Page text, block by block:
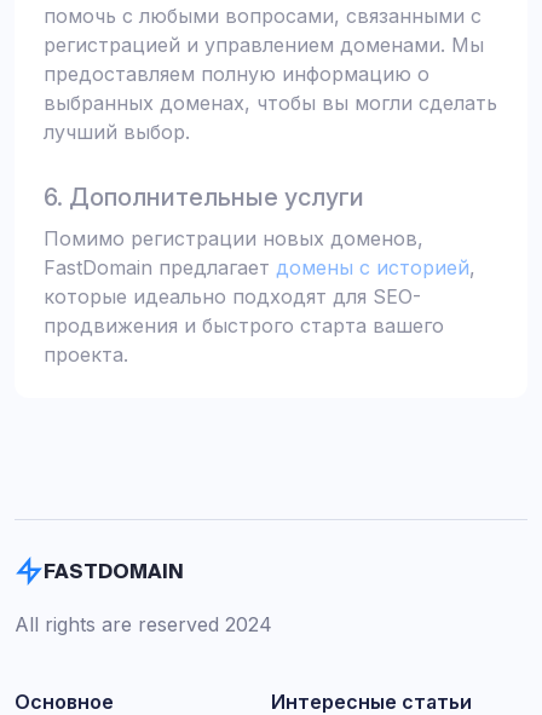
помочь с любыми вопросами, связанными с
регистрацией и управлением доменами. Мы
предоставляем полную информацию о
выбранных доменах, чтобы вы могли сделать
лучший выбор.
6. Дополнительные услуги
Помимо регистрации новых доменов,
FastDomain предлагает домены с историей,
которые идеально подходят для SEO-
продвижения и быстрого старта вашего
проекта.
FASTDOMAIN
All rights are reserved 2024
Основное Интересные статьи